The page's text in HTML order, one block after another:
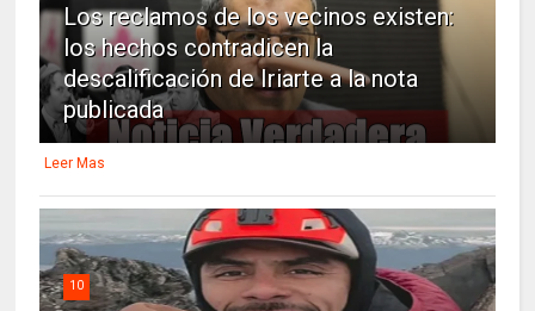
Los reclamos de los vecinos existen:
los hechos contradicen la
descalificación de Iriarte a la nota
publicada
Leer Mas
10